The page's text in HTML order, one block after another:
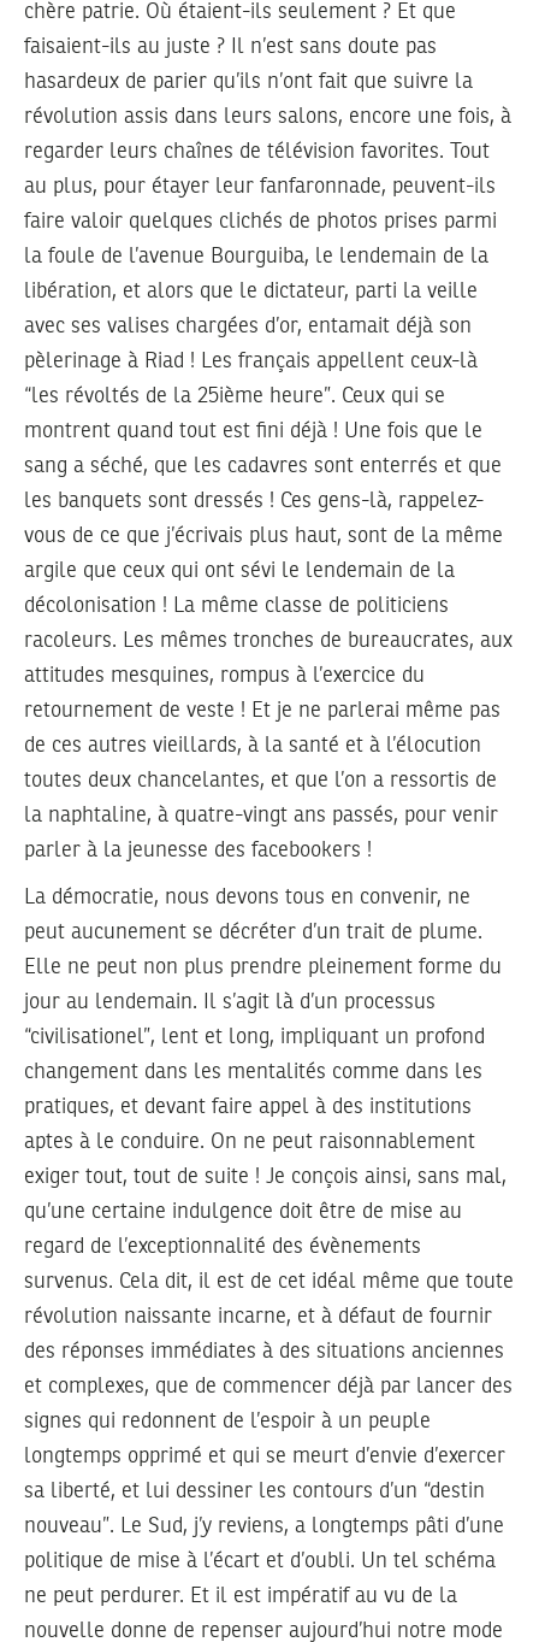
chère patrie. Où étaient-ils seulement ? Et que
faisaient-ils au juste ? Il n’est sans doute pas
hasardeux de parier qu’ils n’ont fait que suivre la
révolution assis dans leurs salons, encore une fois, à
regarder leurs chaînes de télévision favorites. Tout
au plus, pour étayer leur fanfaronnade, peuvent-ils
faire valoir quelques clichés de photos prises parmi
la foule de l’avenue Bourguiba, le lendemain de la
libération, et alors que le dictateur, parti la veille
avec ses valises chargées d’or, entamait déjà son
pèlerinage à Riad ! Les français appellent ceux-là
“les révoltés de la 25ième heure”. Ceux qui se
montrent quand tout est fini déjà ! Une fois que le
sang a séché, que les cadavres sont enterrés et que
les banquets sont dressés ! Ces gens-là, rappelez-
vous de ce que j’écrivais plus haut, sont de la même
argile que ceux qui ont sévi le lendemain de la
décolonisation ! La même classe de politiciens
racoleurs. Les mêmes tronches de bureaucrates, aux
attitudes mesquines, rompus à l’exercice du
retournement de veste ! Et je ne parlerai même pas
de ces autres vieillards, à la santé et à l’élocution
toutes deux chancelantes, et que l’on a ressortis de
la naphtaline, à quatre-vingt ans passés, pour venir
parler à la jeunesse des facebookers !
La démocratie, nous devons tous en convenir, ne
peut aucunement se décréter d’un trait de plume.
Elle ne peut non plus prendre pleinement forme du
jour au lendemain. Il s’agit là d’un processus
“civilisationel”, lent et long, impliquant un profond
changement dans les mentalités comme dans les
pratiques, et devant faire appel à des institutions
aptes à le conduire. On ne peut raisonnablement
exiger tout, tout de suite ! Je conçois ainsi, sans mal,
qu’une certaine indulgence doit être de mise au
regard de l’exceptionnalité des évènements
survenus. Cela dit, il est de cet idéal même que toute
révolution naissante incarne, et à défaut de fournir
des réponses immédiates à des situations anciennes
et complexes, que de commencer déjà par lancer des
signes qui redonnent de l’espoir à un peuple
longtemps opprimé et qui se meurt d’envie d’exercer
sa liberté, et lui dessiner les contours d’un “destin
nouveau”. Le Sud, j’y reviens, a longtemps pâti d’une
politique de mise à l’écart et d’oubli. Un tel schéma
ne peut perdurer. Et il est impératif au vu de la
nouvelle donne de repenser aujourd’hui notre mode